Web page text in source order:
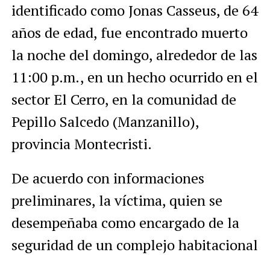
identificado como Jonas Casseus, de 64
años de edad, fue encontrado muerto
la noche del domingo, alrededor de las
11:00 p.m., en un hecho ocurrido en el
sector El Cerro, en la comunidad de
Pepillo Salcedo (Manzanillo),
provincia Montecristi.
De acuerdo con informaciones
preliminares, la víctima, quien se
desempeñaba como encargado de la
seguridad de un complejo habitacional